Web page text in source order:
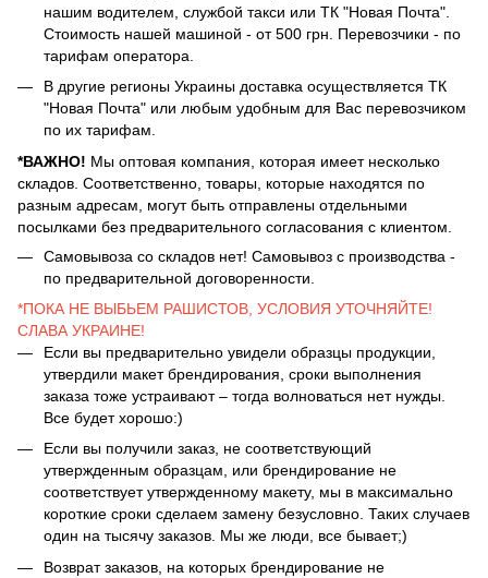
нашим водителем, службой такси или ТК "Новая Почта".
Стоимость нашей машиной - от 500 грн. Перевозчики - по
тарифам оператора.
В другие регионы Украины доставка осуществляется ТК
"Новая Почта" или любым удобным для Вас перевозчиком
по их тарифам.
*ВАЖНО! Мы оптовая компания, которая имеет несколько
складов. Соответственно, товары, которые находятся по
разным адресам, могут быть отправлены отдельными
посылками без предварительного согласования с клиентом.
Самовывоза со складов нет! Самовывоз с производства -
по предварительной договоренности.
*ПОКА НЕ ВЫБЬЕМ РАШИСТОВ, УСЛОВИЯ УТОЧНЯЙТЕ!
СЛАВА УКРАИНЕ!
Если вы предварительно увидели образцы продукции,
утвердили макет брендирования, сроки выполнения
заказа тоже устраивают – тогда волноваться нет нужды.
Все будет хорошо:)
Если вы получили заказ, не соответствующий
утвержденным образцам, или брендирование не
соответствует утвержденному макету, мы в максимально
короткие сроки сделаем замену безусловно. Таких случаев
один на тысячу заказов. Мы же люди, все бывает;)
Возврат заказов, на которых брендирование не